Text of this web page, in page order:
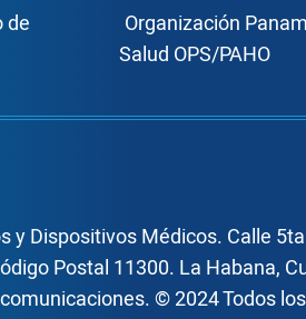
de
Organización
Salud OPS/PAHO
Dispositivos Médicos. Calle
Postal 11300. La Habana,
© 2024 Todos